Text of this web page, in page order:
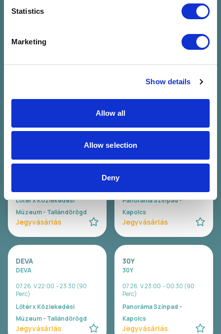
Statistics
Marketing
Show details
Allow all
Allow selection
Deny
Hiperkarma
Jegyvásárlás
Wavy
Lőtér x Közlekedési
Múzeum - Taliándörögd
Jegyvásárlás
Carson Coma
Panoráma Színpad -
Kapolcs
Jegyvásárlás
DEVA
DEVA
07.26. V 22:00 - 23:30 (90
Perc)
Lőtér x Közlekedési
Múzeum - Taliándörögd
Jegyvásárlás
30Y
30Y
07.26. V 23:00 - 00:30 (90
Perc)
Panoráma Színpad -
Kapolcs
Jegyvásárlás